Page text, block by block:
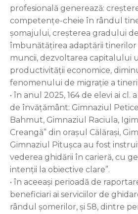
profesională generează:
competențe-cheie în rândul
șomajului, creșterea gradului
îmbunătățirea adaptării
muncii, dezvoltarea capitalului
productivității economice,
fenomenului de migrație a
• în anul 2025, 164 de elevi ai cl.
de învățământ: Gimnaziul
Bahmut, Gimnaziul Raciula,
Creangă” din orașul Călărași,
Gimnaziul Pitușca au fost
vederea ghidării în carieră, cu
intenții la obiective clare”.
• în aceeași perioadă de
beneficiari ai serviciilor de
rândul şomerilor, și 58, dintre